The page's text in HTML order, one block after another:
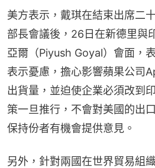
美方表示，戴琪在結束出席二
部長會議後，26日在新德里與
亞爾（Piyush Goyal）會面，
表示憂慮，擔心影響蘋果公司
出貨量，並迫使企業必須改到
策一旦推行，不會對美國的出
保持份者有機會提供意見。
另外，針對兩國在世界貿易組